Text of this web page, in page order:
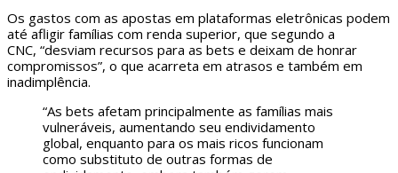
Os gastos com as apostas em plataformas eletrônicas podem
até afligir famílias com renda superior, que segundo a
CNC, “desviam recursos para as bets e deixam de honrar
compromissos”, o que acarreta em atrasos e também em
inadimplência.
“As bets afetam principalmente as famílias mais
vulneráveis, aumentando seu endividamento
global, enquanto para os mais ricos funcionam
como substituto de outras formas de